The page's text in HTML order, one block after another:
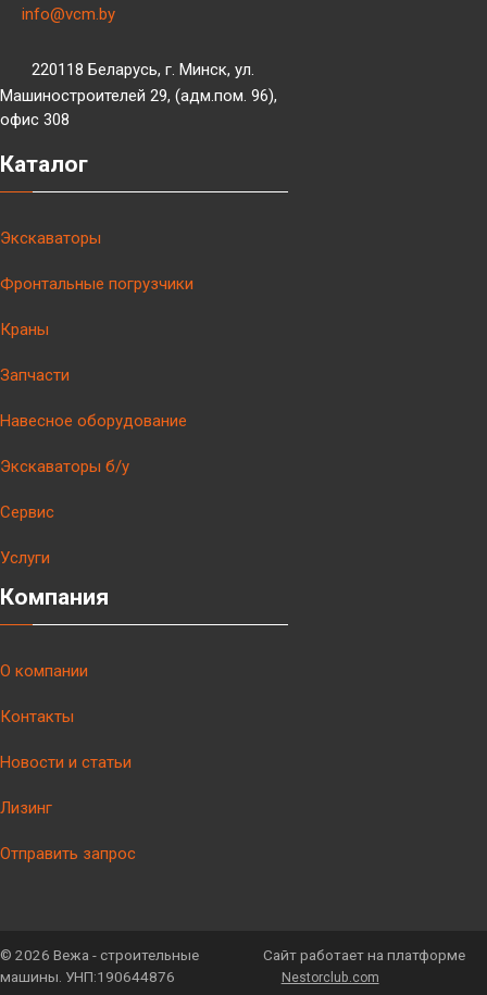
info@vcm.by
220118 Беларусь, г. Минск, ул.
Машиностроителей 29, (адм.пом. 96),
офис 308
Каталог
Экскаваторы
Фронтальные погрузчики
Краны
Запчасти
Навесное оборудование
Экскаваторы б/у
Сервис
Услуги
Компания
О компании
Контакты
Новости и статьи
Лизинг
Отправить запрос
© 2026 Вежа - строительные
машины. УНП:190644876
Сайт работает на платформе
Nestorclub.com